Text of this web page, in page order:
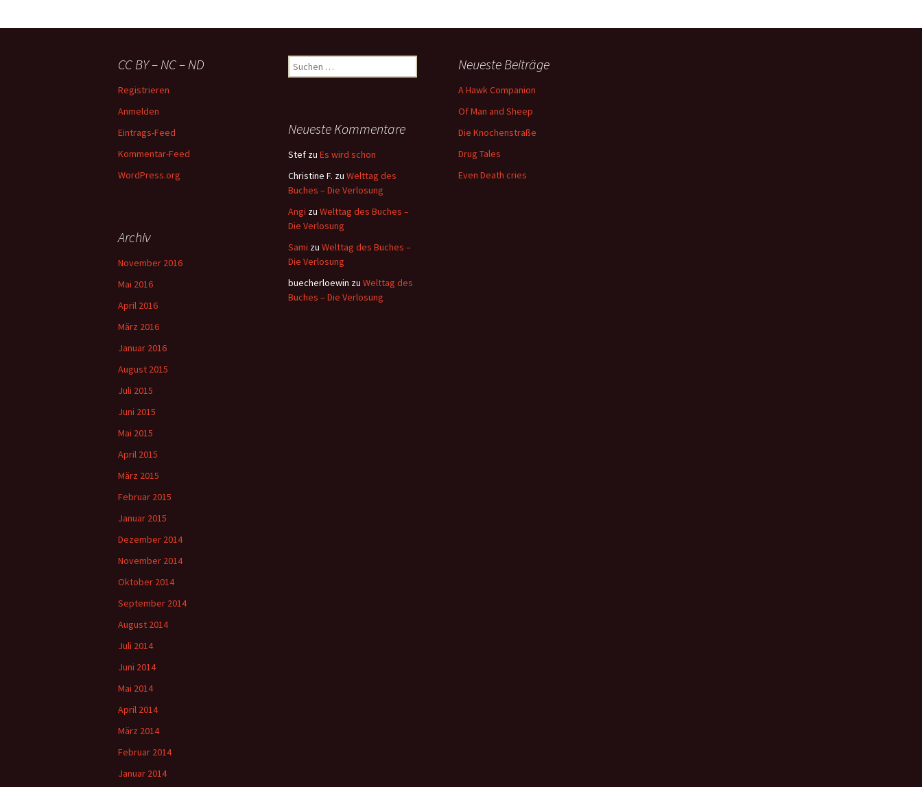
CC BY – NC – ND
Registrieren
Anmelden
Eintrags-Feed
Kommentar-Feed
WordPress.org
Suchen
nach:
Neueste Beiträge
A Hawk Companion
Of Man and Sheep
Die Knochenstraße
Drug Tales
Even Death cries
Neueste Kommentare
Stef zu Es wird schon
Christine F. zu Welttag des
Buches – Die Verlosung
Angi zu Welttag des Buches –
Die Verlosung
Sami zu Welttag des Buches –
Die Verlosung
buecherloewin zu Welttag des
Buches – Die Verlosung
Archiv
November 2016
Mai 2016
April 2016
März 2016
Januar 2016
August 2015
Juli 2015
Juni 2015
Mai 2015
April 2015
März 2015
Februar 2015
Januar 2015
Dezember 2014
November 2014
Oktober 2014
September 2014
August 2014
Juli 2014
Juni 2014
Mai 2014
April 2014
März 2014
Februar 2014
Januar 2014